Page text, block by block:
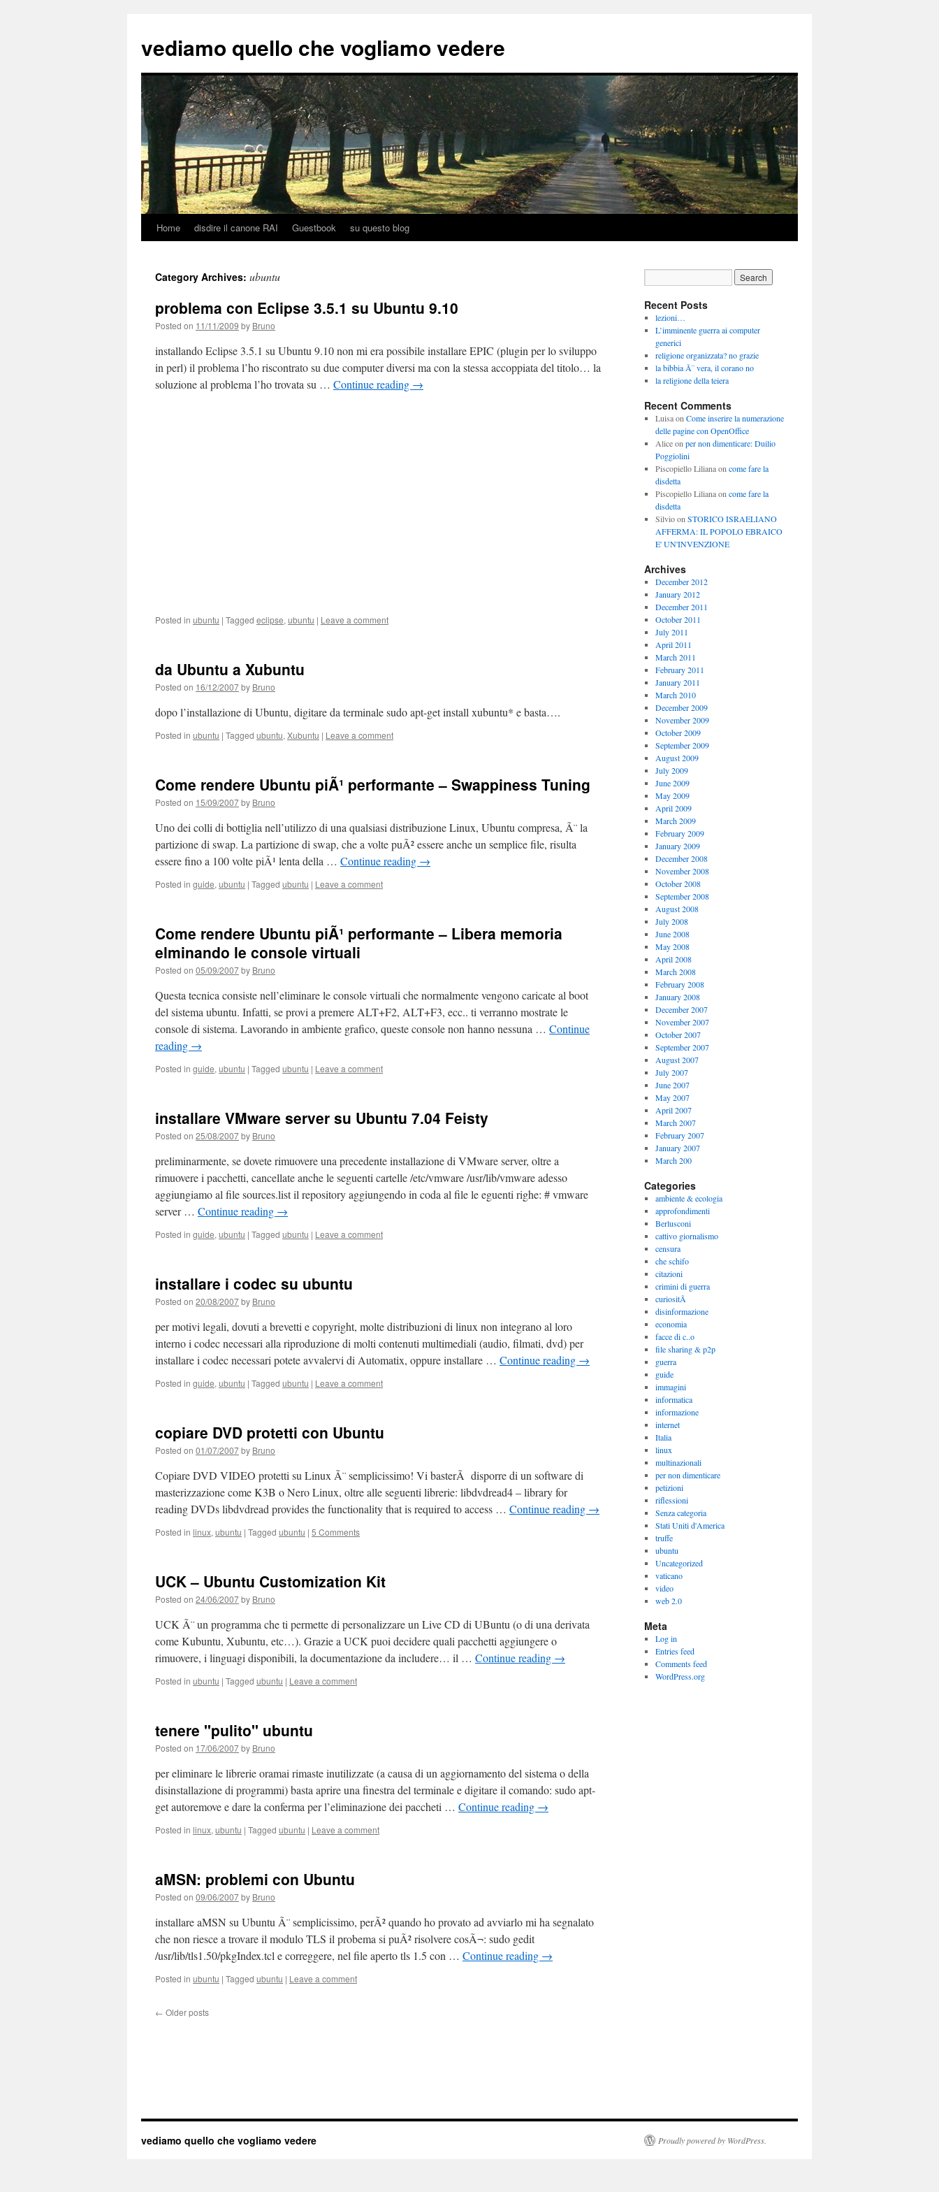
vediamo quello che vogliamo vedere
Skip
content
Home disdire il canone RAI Guestbook su questo blog
Category Archives: ubuntu
problema con Eclipse 3.5.1 su Ubuntu 9.10
Posted on 11/11/2009 by Bruno
installando Eclipse 3.5.1 su Ubuntu 9.10 non mi era possibile installare EPIC (plugin per lo sviluppo
in perl) il problema l’ho riscontrato su due computer diversi ma con la stessa accoppiata del titolo… la
soluzione al problema l’ho trovata su … Continue reading →
Posted in ubuntu | Tagged eclipse, ubuntu | Leave a comment
da Ubuntu a Xubuntu
Posted on 16/12/2007by Bruno
dopo l’installazione di Ubuntu, digitare da terminale sudo apt-get install xubuntu* e basta….
Posted in ubuntu | Tagged ubuntu, Xubuntu | Leave a comment
Come rendere Ubuntu piÃ¹ performante – Swappiness Tuning
Posted on 15/09/2007by Bruno
Uno dei colli di bottiglia nell’utilizzo di una qualsiasi distribuzione Linux, Ubuntu compresa, Ã¨ la
partizione di swap. La partizione di swap, che a volte puÃ² essere anche un semplice file, risulta
essere fino a 100 volte piÃ¹ lenta della … Continue reading →
Posted in guide, ubuntu | Tagged ubuntu | Leave a comment
Come rendere Ubuntu piÃ¹ performante – Libera memoria
elminando le console virtuali
Posted on 05/09/2007by Bruno
Questa tecnica consiste nell’eliminare le console virtuali che normalmente vengono caricate al boot
del sistema ubuntu. Infatti, se provi a premere ALT+F2, ALT+F3, ecc.. ti verranno mostrate le
console di sistema. Lavorando in ambiente grafico, queste console non hanno nessuna … Continue
reading →
Posted in guide, ubuntu | Tagged ubuntu | Leave a comment
installare VMware server su Ubuntu 7.04 Feisty
Posted on 25/08/2007by Bruno
preliminarmente, se dovete rimuovere una precedente installazione di VMware server, oltre a
rimuovere i pacchetti, cancellate anche le seguenti cartelle /etc/vmware /usr/lib/vmware adesso
aggiungiamo al file sources.list il repository aggiungendo in coda al file le eguenti righe: # vmware
server … Continue reading →
Posted in guide, ubuntu | Tagged ubuntu | Leave a comment
installare i codec su ubuntu
Posted on 20/08/2007by Bruno
per motivi legali, dovuti a brevetti e copyright, molte distribuzioni di linux non integrano al loro
interno i codec necessari alla riproduzione di molti contenuti multimediali (audio, filmati, dvd) per
installare i codec necessari potete avvalervi di Automatix, oppure installare … Continue reading →
Posted in guide, ubuntu | Tagged ubuntu | Leave a comment
copiare DVD protetti con Ubuntu
Posted on 01/07/2007by Bruno
Copiare DVD VIDEO protetti su Linux Ã¨ semplicissimo! Vi basterÃ disporre di un software di
masterizzazione come K3B o Nero Linux, oltre alle seguenti librerie: libdvdread4 – library for
reading DVDs libdvdread provides the functionality that is required to access … Continue reading →
Posted in linux, ubuntu | Tagged ubuntu | 5 Comments
UCK – Ubuntu Customization Kit
Posted on 24/06/2007by Bruno
UCK Ã¨ un programma che ti permette di personalizzare un Live CD di UBuntu (o di una derivata
come Kubuntu, Xubuntu, etc…). Grazie a UCK puoi decidere quali pacchetti aggiungere o
rimuovere, i linguagi disponibili, la documentazione da includere… il … Continue reading →
Posted in ubuntu | Tagged ubuntu | Leave a comment
tenere "pulito" ubuntu
Posted on 17/06/2007by Bruno
per eliminare le librerie oramai rimaste inutilizzate (a causa di un aggiornamento del sistema o della
disinstallazione di programmi) basta aprire una finestra del terminale e digitare il comando: sudo apt-
get autoremove e dare la conferma per l’eliminazione dei paccheti … Continue reading →
Posted in linux, ubuntu | Tagged ubuntu | Leave a comment
aMSN: problemi con Ubuntu
Posted on 09/06/2007by Bruno
installare aMSN su Ubuntu Ã¨ semplicissimo, perÃ² quando ho provato ad avviarlo mi ha segnalato
che non riesce a trovare il modulo TLS il probema si puÃ² risolvere cosÃ¬: sudo gedit
/usr/lib/tls1.50/pkgIndex.tcl e correggere, nel file aperto tls 1.5 con … Continue reading →
Posted in ubuntu | Tagged ubuntu | Leave a comment
← Older posts
Recent Posts
lezioni…
L’imminente guerra ai computer
generici
religione organizzata? no grazie
la bibbia Ã¨ vera, il corano no
la religione della teiera
Recent Comments
Luisaon Come inserire la numerazione
delle pagine con OpenOffice
Aliceon per non dimenticare: Duilio
Poggiolini
Piscopiello Lilianaon come fare la
disdetta
Piscopiello Lilianaon come fare la
disdetta
Silvioon STORICO ISRAELIANO
AFFERMA: IL POPOLO EBRAICO
E' UN'INVENZIONE
Archives
December 2012
January 2012
December 2011
October 2011
July 2011
April 2011
March 2011
February 2011
January 2011
March 2010
December 2009
November 2009
October 2009
September 2009
August 2009
July 2009
June 2009
May 2009
April 2009
March 2009
February 2009
January 2009
December 2008
November 2008
October 2008
September 2008
August 2008
July 2008
June 2008
May 2008
April 2008
March 2008
February 2008
January 2008
December 2007
November 2007
October 2007
September 2007
August 2007
July 2007
June 2007
May 2007
April 2007
March 2007
February 2007
January 2007
March 200
Categories
ambiente & ecologia
approfondimenti
Berlusconi
cattivo giornalismo
censura
che schifo
citazioni
crimini di guerra
curiositÃ
disinformazione
economia
facce di c..o
file sharing & p2p
guerra
guide
immagini
informatica
informazione
internet
Italia
linux
multinazionali
per non dimenticare
petizioni
riflessioni
Senza categoria
Stati Uniti d'America
truffe
ubuntu
Uncategorized
vaticano
video
web 2.0
Meta
Log in
Entries feed
Comments feed
WordPress.org
vediamo quello che vogliamo vedere Proudly powered by WordPress.